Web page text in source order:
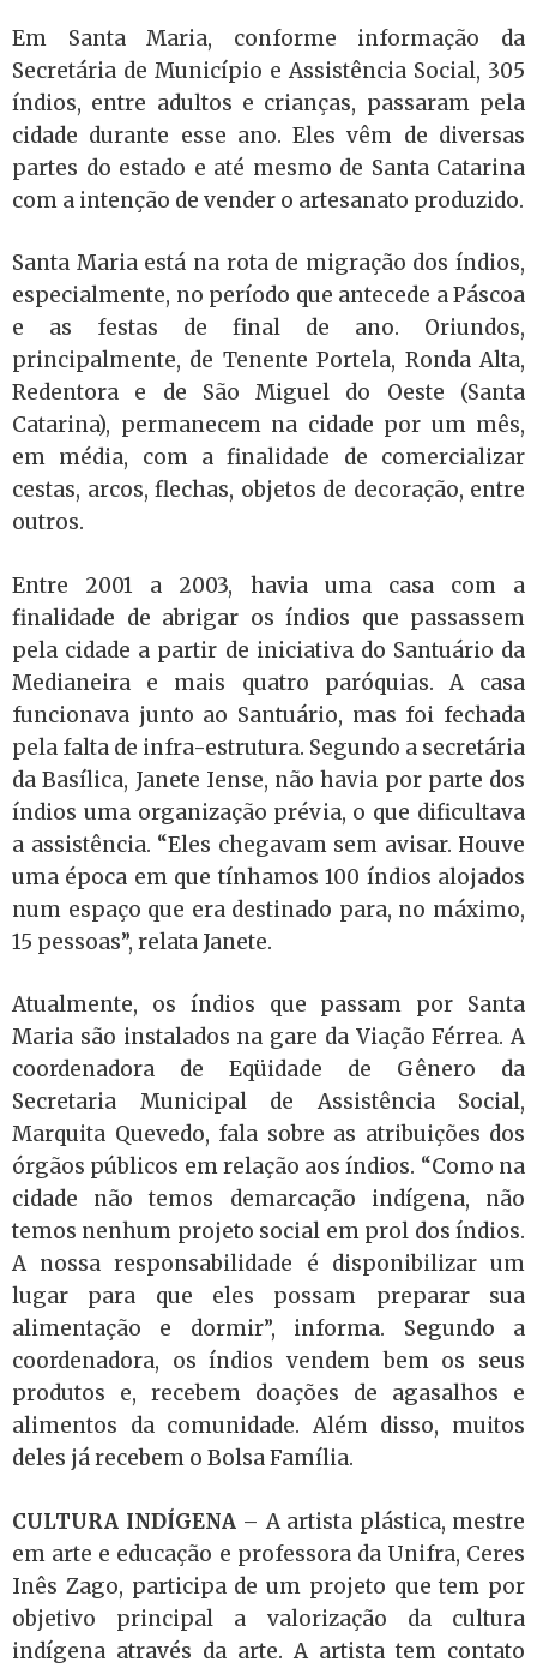
Em Santa Maria, conforme informação da
Secretária de Município e Assistência Social, 305
índios, entre adultos e crianças, passaram pela
cidade durante esse ano. Eles vêm de diversas
partes do estado e até mesmo de Santa Catarina
com a intenção de vender o artesanato produzido.
Santa Maria está na rota de migração dos índios,
especialmente, no período que antecede a Páscoa
e as festas de final de ano. Oriundos,
principalmente, de Tenente Portela, Ronda Alta,
Redentora e de São Miguel do Oeste (Santa
Catarina), permanecem na cidade por um mês,
em média, com a finalidade de comercializar
cestas, arcos, flechas, objetos de decoração, entre
outros.
Entre 2001 a 2003, havia uma casa com a
finalidade de abrigar os índios que passassem
pela cidade a partir de iniciativa do Santuário da
Medianeira e mais quatro paróquias. A casa
funcionava junto ao Santuário, mas foi fechada
pela falta de infra-estrutura. Segundo a secretária
da Basílica, Janete Iense, não havia por parte dos
índios uma organização prévia, o que dificultava
a assistência. “Eles chegavam sem avisar. Houve
uma época em que tínhamos 100 índios alojados
num espaço que era destinado para, no máximo,
15 pessoas”, relata Janete.
Atualmente, os índios que passam por Santa
Maria são instalados na gare da Viação Férrea. A
coordenadora de Eqüidade de Gênero da
Secretaria Municipal de Assistência Social,
Marquita Quevedo, fala sobre as atribuições dos
órgãos públicos em relação aos índios. “Como na
cidade não temos demarcação indígena, não
temos nenhum projeto social em prol dos índios.
A nossa responsabilidade é disponibilizar um
lugar para que eles possam preparar sua
alimentação e dormir”, informa. Segundo a
coordenadora, os índios vendem bem os seus
produtos e, recebem doações de agasalhos e
alimentos da comunidade. Além disso, muitos
deles já recebem o Bolsa Família.
CULTURA INDÍGENA– A artista plástica, mestre
em arte e educação e professora da Unifra, Ceres
Inês Zago, participa de um projeto que tem por
objetivo principal a valorização da cultura
indígena através da arte. A artista tem contato